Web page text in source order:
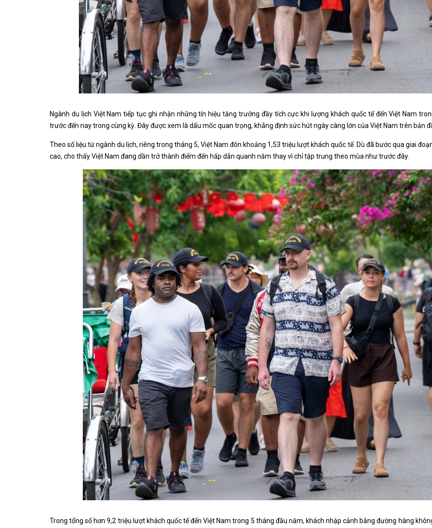
Ngành du lịch Việt Nam tiếp tục ghi nhận những tín hiệu tăng trưởng đầy tích cực khi lượng khách quốc tế đến Việt Nam
trước đến nay trong cùng kỳ. Đây được xem là dấu mốc quan trọng, khẳng định sức hút ngày càng lớn của Việt Nam trên bản
Theo số liệu từ ngành du lịch, riêng trong tháng 5, Việt Nam đón khoảng 1,53 triệu lượt khách quốc tế. Dù đã bước qua giai
cao, cho thấy Việt Nam đang dần trở thành điểm đến hấp dẫn quanh năm thay vì chỉ tập trung theo mùa như trước đây.
Trong tổng số hơn 9,2 triệu lượt khách quốc tế đến Việt Nam trong 5 tháng đầu năm, khách nhập cảnh bằng đường hàng